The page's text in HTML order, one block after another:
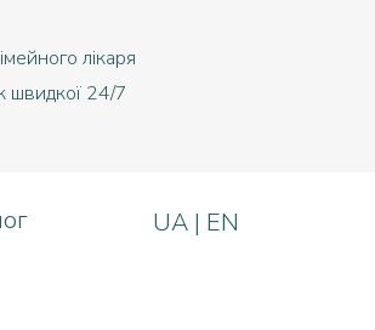
лікаря
швидкої 24/7
UA | EN